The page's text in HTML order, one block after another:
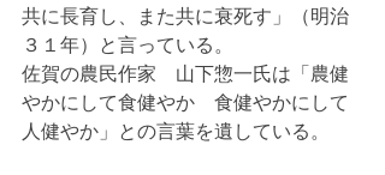
共に長育し、また共に衰死す」（明治
３１年）と言っている。
佐賀の農民作家　山下惣一氏は「農健
やかにして食健やか　食健やかにして
人健やか」との言葉を遺している。